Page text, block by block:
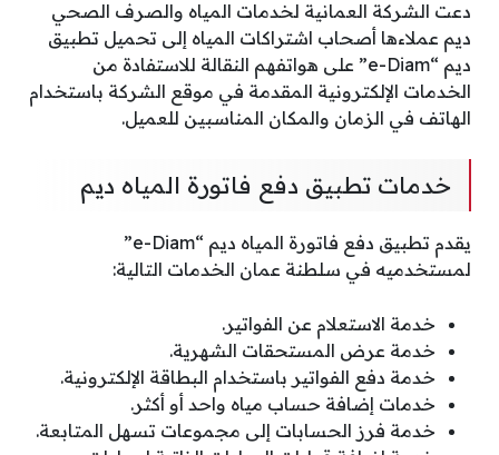
دعت الشركة العمانية لخدمات المياه والصرف الصحي
ديم عملاءها أصحاب اشتراكات المياه إلى تحميل تطبيق
ديم “e-Diam” على هواتفهم النقالة للاستفادة من
الخدمات الإلكترونية المقدمة في موقع الشركة باستخدام
الهاتف في الزمان والمكان المناسبين للعميل.
خدمات تطبيق دفع فاتورة المياه ديم
يقدم تطبيق دفع فاتورة المياه ديم “e-Diam”
لمستخدميه في سلطنة عمان الخدمات التالية:
خدمة الاستعلام عن الفواتير.
خدمة عرض المستحقات الشهرية.
خدمة دفع الفواتير باستخدام البطاقة الإلكترونية.
خدمات إضافة حساب مياه واحد أو أكثر.
خدمة فرز الحسابات إلى مجموعات تسهل المتابعة.